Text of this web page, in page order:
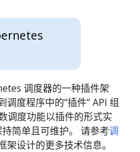
调度器的一种插件架
度程序中的“插件” API 组
调度功能以插件的形式实
简单且可维护。 请参考调
架设计的更多技术信息。